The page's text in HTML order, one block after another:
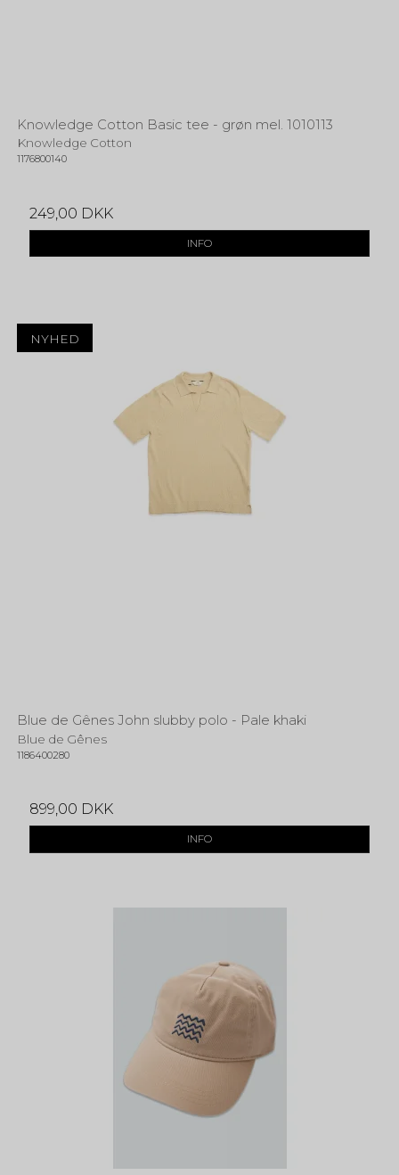
Knowledge Cotton Basic tee - grøn mel. 1010113
Knowledge Cotton
1176800140
249,00 DKK
INFO
NYHED
Blue de Gênes John slubby polo - Pale khaki
Blue de Gênes
1186400280
899,00 DKK
INFO